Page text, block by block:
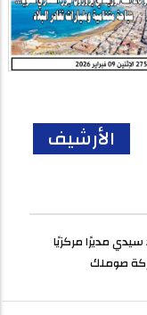
الأرشيف
مديرًا مركزيًا
صوملك